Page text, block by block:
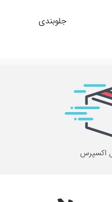
جلوبندی
اکسپرس